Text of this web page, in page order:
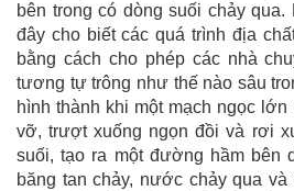
bên trong có dòng suối chảy
đây cho biết các quá trình địa
bằng cách cho phép các nhà
tương tự trông như thế nào sâu
hình thành khi một mạch ngọc
vỡ, trượt xuống ngọn đồi và rơi
suối, tạo ra một đường hầm bên
băng tan chảy, nước chảy qua